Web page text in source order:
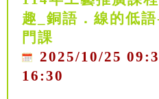
趣_銅語．線的低
門課
2025/10/25
16:30